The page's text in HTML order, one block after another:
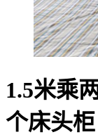
1.5米乘
个床头柜